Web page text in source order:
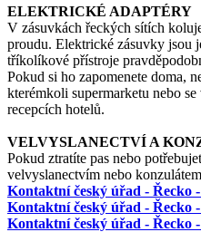
ELEKTRICKÉ ADAPTÉRY
V zásuvkách řeckých sítích
proudu. Elektrické zásuvky jsou
tříkolíkové přístroje
Pokud si ho zapomenete doma,
kterémkoli supermarketu nebo
recepcích hotelů.
VELVYSLANECTVÍ A
Pokud ztratíte pas nebo
velvyslanectvím nebo
Kontaktní český úřad - Řecko
Kontaktní český úřad - Řecko
Kontaktní český úřad - Řecko